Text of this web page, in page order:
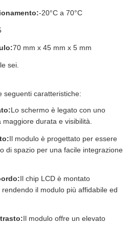
-20°C a 70°C
70 mm x 45 mm x 5 mm
sei.
seguenti caratteristiche:
Lo schermo è legato con uno
durata e visibilità.
Il modulo è progettato per essere
di spazio per una facile integrazione
Il chip LCD è montato
il modulo più affidabile ed
Il modulo offre un elevato